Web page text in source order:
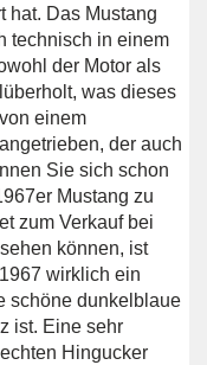
hat. Das Mustang
technisch in einem
der Motor als
was dieses
einem
der auch
Sie sich schon
Mustang zu
zum Verkauf bei
können, ist
wirklich ein
schöne dunkelblaue
ist. Eine sehr
Hingucker